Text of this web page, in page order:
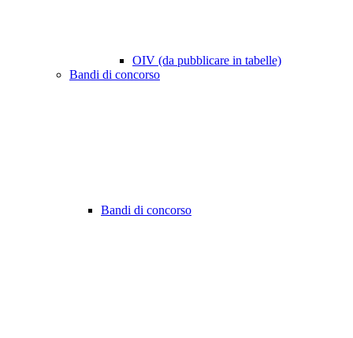
OIV (da pubblicare in tabelle)
Bandi di concorso
Bandi di concorso